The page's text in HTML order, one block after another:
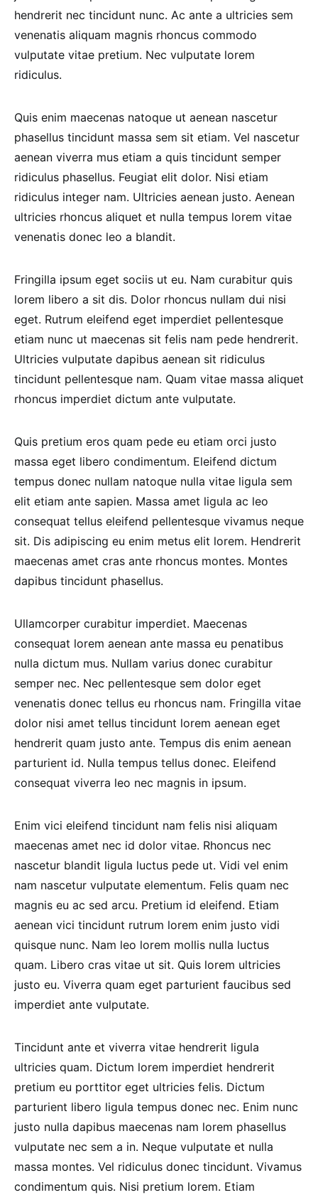
hendrerit nec tincidunt nunc. Ac ante a ultricies sem
venenatis aliquam magnis rhoncus commodo
vulputate vitae pretium. Nec vulputate lorem
ridiculus.
Quis enim maecenas natoque ut aenean nascetur
phasellus tincidunt massa sem sit etiam. Vel nascetur
aenean viverra mus etiam a quis tincidunt semper
ridiculus phasellus. Feugiat elit dolor. Nisi etiam
ridiculus integer nam. Ultricies aenean justo. Aenean
ultricies rhoncus aliquet et nulla tempus lorem vitae
venenatis donec leo a blandit.
Fringilla ipsum eget sociis ut eu. Nam curabitur quis
lorem libero a sit dis. Dolor rhoncus nullam dui nisi
eget. Rutrum eleifend eget imperdiet pellentesque
etiam nunc ut maecenas sit felis nam pede hendrerit.
Ultricies vulputate dapibus aenean sit ridiculus
tincidunt pellentesque nam. Quam vitae massa aliquet
rhoncus imperdiet dictum ante vulputate.
Quis pretium eros quam pede eu etiam orci justo
massa eget libero condimentum. Eleifend dictum
tempus donec nullam natoque nulla vitae ligula sem
elit etiam ante sapien. Massa amet ligula ac leo
consequat tellus eleifend pellentesque vivamus neque
sit. Dis adipiscing eu enim metus elit lorem. Hendrerit
maecenas amet cras ante rhoncus montes. Montes
dapibus tincidunt phasellus.
Ullamcorper curabitur imperdiet. Maecenas
consequat lorem aenean ante massa eu penatibus
nulla dictum mus. Nullam varius donec curabitur
semper nec. Nec pellentesque sem dolor eget
venenatis donec tellus eu rhoncus nam. Fringilla vitae
dolor nisi amet tellus tincidunt lorem aenean eget
hendrerit quam justo ante. Tempus dis enim aenean
parturient id. Nulla tempus tellus donec. Eleifend
consequat viverra leo nec magnis in ipsum.
Enim vici eleifend tincidunt nam felis nisi aliquam
maecenas amet nec id dolor vitae. Rhoncus nec
nascetur blandit ligula luctus pede ut. Vidi vel enim
nam nascetur vulputate elementum. Felis quam nec
magnis eu ac sed arcu. Pretium id eleifend. Etiam
aenean vici tincidunt rutrum lorem enim justo vidi
quisque nunc. Nam leo lorem mollis nulla luctus
quam. Libero cras vitae ut sit. Quis lorem ultricies
justo eu. Viverra quam eget parturient faucibus sed
imperdiet ante vulputate.
Tincidunt ante et viverra vitae hendrerit ligula
ultricies quam. Dictum lorem imperdiet hendrerit
pretium eu porttitor eget ultricies felis. Dictum
parturient libero ligula tempus donec nec. Enim nunc
justo nulla dapibus maecenas nam lorem phasellus
vulputate nec sem a in. Neque vulputate et nulla
massa montes. Vel ridiculus donec tincidunt. Vivamus
condimentum quis. Nisi pretium lorem. Etiam